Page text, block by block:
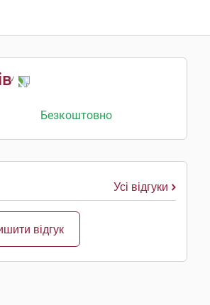
Безкоштовно
Усі відгуки
відгук